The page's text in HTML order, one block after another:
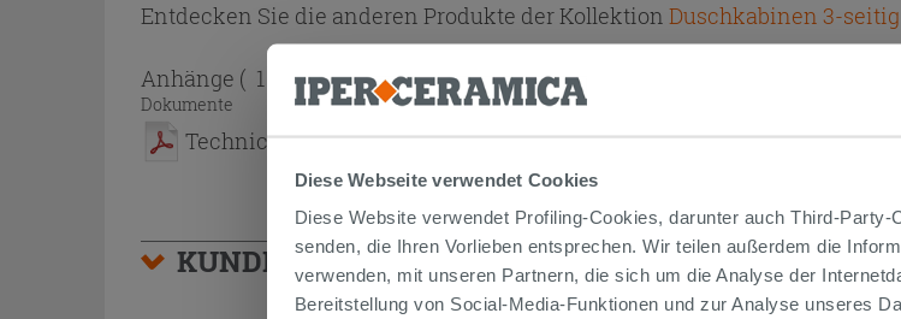
Diese Webseite verwendet Cookies
Diese Website verwendet Profiling-Cookies, darunter auch Third-
senden, die Ihren Vorlieben entsprechen. Wir teilen außerdem die
verwenden, mit unseren Partnern, die sich um die Analyse der
Bereitstellung von Social-Media-Funktionen und zur Analyse unseres
Entdecken Sie die anderen Produkte der Kollektion Duschkabinen 3-seitig
Anhänge ( 1 - 1 di 1 )
Dokumente
Technical Sheet
KUNDEN, DIE DIESEN ARTIKEL GEKAUFT HABEN,